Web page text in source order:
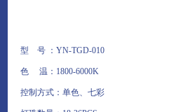
型 号 ：YN-TGD-010
色 温：1800-6000K
控制方式：单色、七彩